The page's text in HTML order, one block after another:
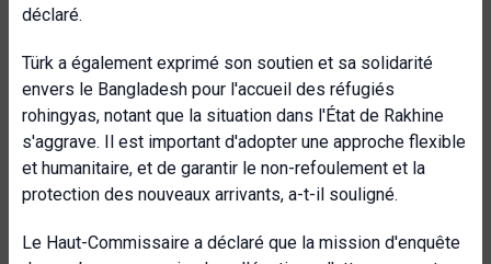
déclaré.
Türk a également exprimé son soutien et sa solidarité
envers le Bangladesh pour l'accueil des réfugiés
rohingyas, notant que la situation dans l'État de Rakhine
s'aggrave. Il est important d'adopter une approche flexible
et humanitaire, et de garantir le non-refoulement et la
protection des nouveaux arrivants, a-t-il souligné.
Le Haut-Commissaire a déclaré que la mission d'enquête